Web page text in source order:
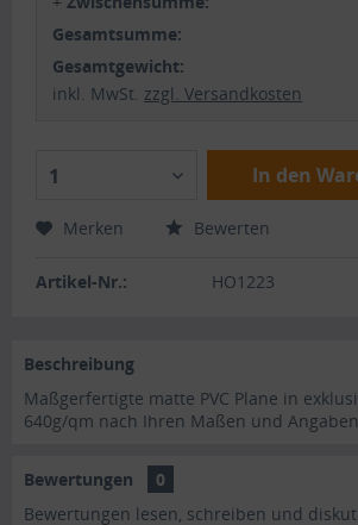
Gesamtsumme:
Gesamtgewicht:
inkl. MwSt. zzgl. Versandkosten
1 In den
Merken Bewerten
Artikel-Nr.: HO1223
Beschreibung
Maßgerfertigte matte PVC Plane in
640g/qm nach Ihren Maßen und
Bewertungen
0
Bewertungen lesen, schreiben und